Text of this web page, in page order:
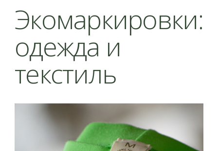
Экомаркировки:
одежда и
текстиль